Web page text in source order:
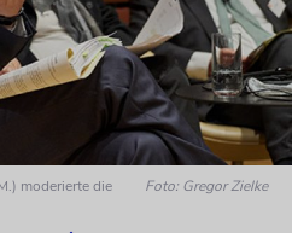
moderierte die
Foto: Gregor Zielke